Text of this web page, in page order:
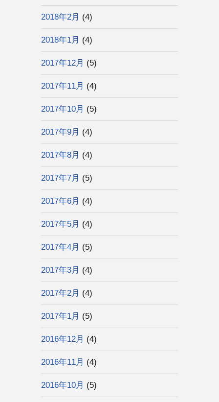
2018年2月 (4)
2018年1月 (4)
2017年12月 (5)
2017年11月 (4)
2017年10月 (5)
2017年9月 (4)
2017年8月 (4)
2017年7月 (5)
2017年6月 (4)
2017年5月 (4)
2017年4月 (5)
2017年3月 (4)
2017年2月 (4)
2017年1月 (5)
2016年12月 (4)
2016年11月 (4)
2016年10月 (5)